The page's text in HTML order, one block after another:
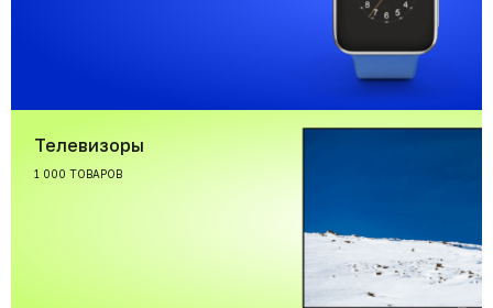
Телевизоры
1 000 ТОВАРОВ